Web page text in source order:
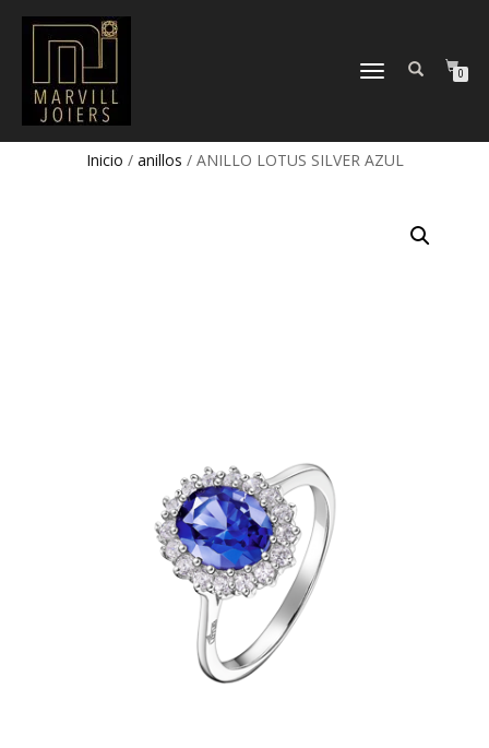
TOGGLE
0
Inicio / anillos / ANILLO LOTUS SILVER AZUL